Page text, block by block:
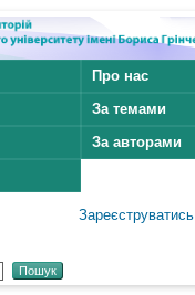
Про нас
За темами
За авторами
Зареєструватись